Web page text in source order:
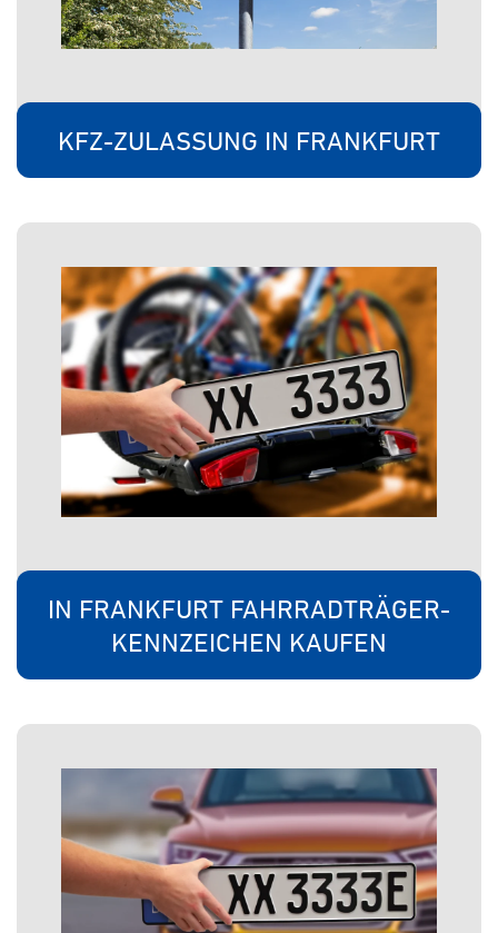
KFZ-ZULASSUNG IN FRANKFURT
IN FRANKFURT FAHRRADTRÄGER-
KENNZEICHEN KAUFEN